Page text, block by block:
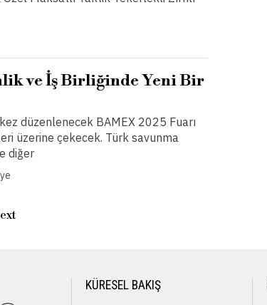
ve İş Birliğinde Yeni Bir
düzenlenecek BAMEX 2025 Fuarı
üzerine çekecek. Türk savunma
diğer
KÜRESEL BAKIŞ